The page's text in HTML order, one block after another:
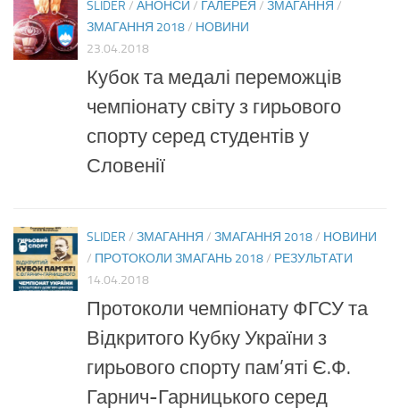
SLIDER / АНОНСИ / ГАЛЕРЕЯ / ЗМАГАННЯ /
ЗМАГАННЯ 2018/ НОВИНИ
23.04.2018
Кубок та медалі переможців
чемпіонату світу з гирьового
спорту серед студентів у
Словенії
SLIDER / ЗМАГАННЯ / ЗМАГАННЯ 2018/ НОВИНИ
/ ПРОТОКОЛИ ЗМАГАНЬ 2018/ РЕЗУЛЬТАТИ
14.04.2018
Протоколи чемпіонату ФГСУ та
Відкритого Кубку України з
гирьового спорту пам’яті Є.Ф.
Гарнич-Гарницького серед